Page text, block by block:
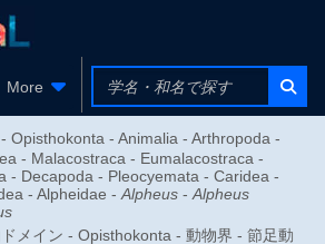
More
Opisthokonta - Animalia - Arthropoda -
- Malacostraca - Eumalacostraca -
- Decapoda - Pleocyemata - Caridea -
- Alpheidae - Alpheus - Alpheus
メイン - Opisthokonta - 動物界 - 節足動